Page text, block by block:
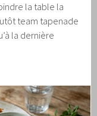
la table la
team tapenade
la dernière